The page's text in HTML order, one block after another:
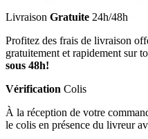
Livraison Gratuite 24h/48h
Profitez des frais de livraison
gratuitement et rapidement sur
sous 48h!
Vérification Colis
À la réception de votre
le colis en présence du livreur